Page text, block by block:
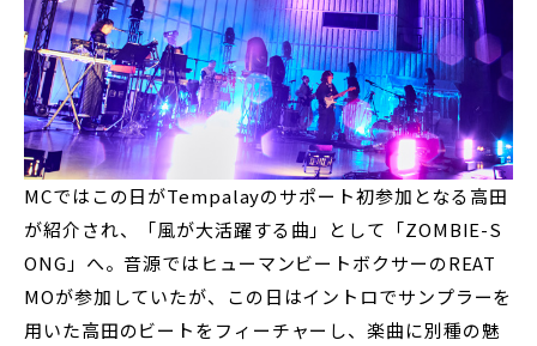
MCではこの日がTempalayのサポート初参加となる高田
が紹介され、「風が大活躍する曲」として「ZOMBIE-S
ONG」へ。音源ではヒューマンビートボクサーのREAT
MOが参加していたが、この日はイントロでサンプラーを
用いた高田のビートをフィーチャーし、楽曲に別種の魅